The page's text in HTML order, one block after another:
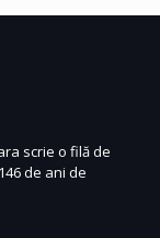
scrie o filă de
de ani de